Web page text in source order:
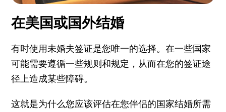
在美国或国外结婚
有时使用未婚夫签证是您唯一的选择。在一些国家
可能需要遵循一些规则和规定，从而在您的签证途
径上造成某些障碍。
这就是为什么您应该评估在您伴侣的国家结婚所需